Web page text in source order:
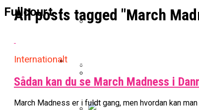
Fullcourt Basketligaen
BK Vejen Opruster:
NBA
All posts tagged "March
Internationalt
Sådan kan du se March Madness i
March Madness er i fuldt gang, men hvordan kan